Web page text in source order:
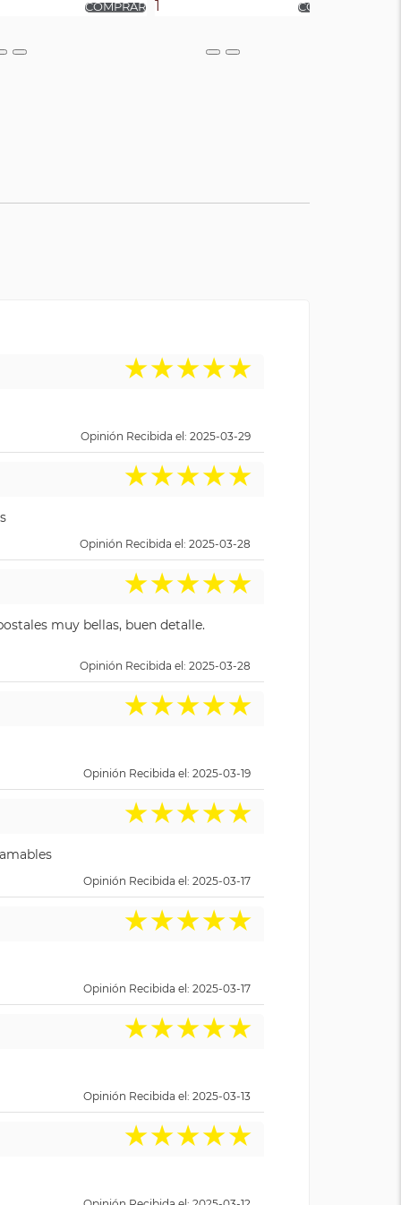
★★★★★
Opinión Recibida el: 2025-03-29
★★★★★
Opinión Recibida el: 2025-03-28
★★★★★
muy bellas, buen detalle.
Opinión Recibida el: 2025-03-28
★★★★★
Opinión Recibida el: 2025-03-19
★★★★★
Opinión Recibida el: 2025-03-17
★★★★★
Opinión Recibida el: 2025-03-17
★★★★★
Opinión Recibida el: 2025-03-13
★★★★★